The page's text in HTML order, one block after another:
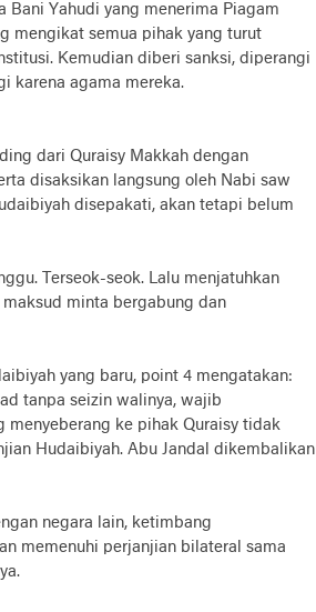
Bani Yahudi yang menerima Piagam
mengikat semua pihak yang turut
Kemudian diberi sanksi, diperangi
karena agama mereka.
dari Quraisy Makkah dengan
disaksikan langsung oleh Nabi saw
disepakati, akan tetapi belum
Terseok-seok. Lalu menjatuhkan
minta bergabung dan
yang baru, point 4 mengatakan:
tanpa seizin walinya, wajib
menyeberang ke pihak Quraisy tidak
Hudaibiyah. Abu Jandal dikembalikan
negara lain, ketimbang
memenuhi perjanjian bilateral sama